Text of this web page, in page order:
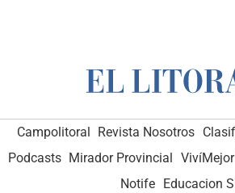
Campolitoral Revista Nosotros
Podcasts Mirador Provincial
Notife Educacion